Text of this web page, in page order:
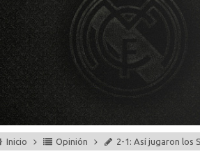
Inicio Opinión 2-1: Así jugaron los